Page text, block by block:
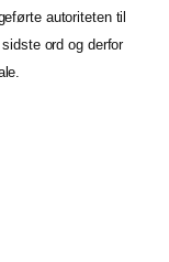
autoriteten til
ord og derfor